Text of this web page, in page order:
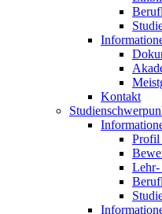
Kontakt
Profil
Lehr-